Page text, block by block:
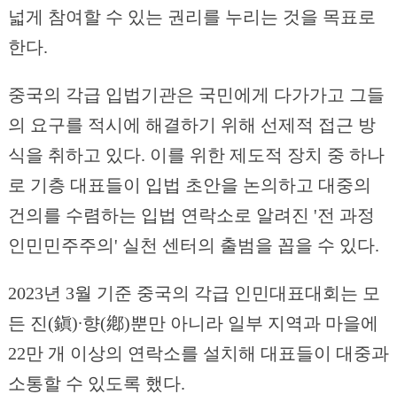
넓게 참여할 수 있는 권리를 누리는 것을 목표로
한다.
중국의 각급 입법기관은 국민에게 다가가고 그들
의 요구를 적시에 해결하기 위해 선제적 접근 방
식을 취하고 있다. 이를 위한 제도적 장치 중 하나
로 기층 대표들이 입법 초안을 논의하고 대중의
건의를 수렴하는 입법 연락소로 알려진 '전 과정
인민민주주의' 실천 센터의 출범을 꼽을 수 있다.
2023년 3월 기준 중국의 각급 인민대표대회는 모
든 진(鎭)∙향(鄕)뿐만 아니라 일부 지역과 마을에
22만 개 이상의 연락소를 설치해 대표들이 대중과
소통할 수 있도록 했다.